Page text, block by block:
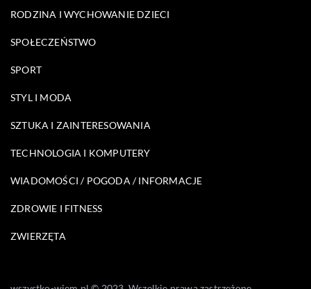
RODZINA I WYCHOWANIE DZIECI
SPOŁECZEŃSTWO
SPORT
STYL I MODA
SZTUKA I ZAINTERESOWANIA
TECHNOLOGIA I KOMPUTERY
WIADOMOŚCI / POGODA / INFORMACJE
ZDROWIE I FITNESS
ZWIERZĘTA